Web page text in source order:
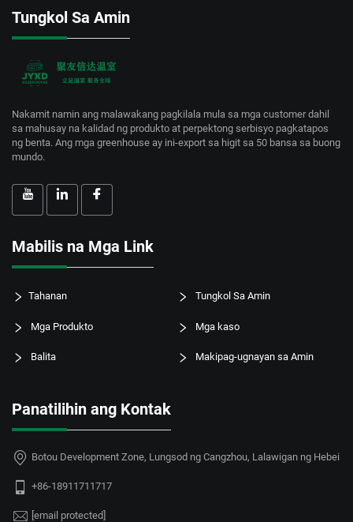
Tungkol Sa Amin
Nakamit namin ang malawakang pagkilala mula sa mga customer dahil
sa mahusay na kalidad ng produkto at perpektong serbisyo pagkatapos
ng benta. Ang mga greenhouse ay ini-export sa higit sa 50 bansa sa buong
mundo.
Mabilis na Mga Link
Tahanan Tungkol Sa Amin
Mga Produkto Mga kaso
Balita Makipag-ugnayan sa Amin
Panatilihin ang Kontak
Botou Development Zone, Lungsod ng Cangzhou, Lalawigan ng Hebei
+86-18911711717
[email protected]